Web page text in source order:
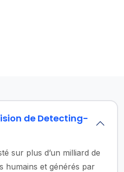
de Detecting-
sur plus d’un milliard de
humains et générés par